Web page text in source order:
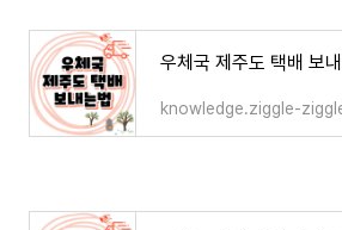
knowledge.ziggle-